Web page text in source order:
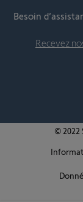
Besoin
Recevez
© 2022